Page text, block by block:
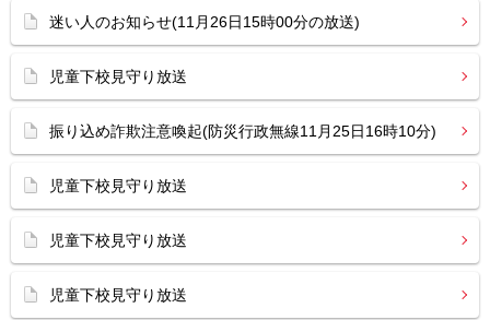
迷い人のお知らせ(11月26日15時00分の放送)
児童下校見守り放送
振り込め詐欺注意喚起(防災行政無線11月25日16時10分)
児童下校見守り放送
児童下校見守り放送
児童下校見守り放送